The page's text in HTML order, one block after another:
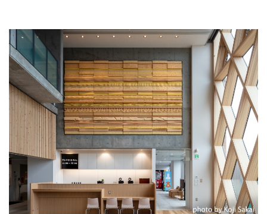
鶴居村の象徴である鶴が、煌めく雪原を躍動的に飛び立つ様を表現し
ています。人々がス